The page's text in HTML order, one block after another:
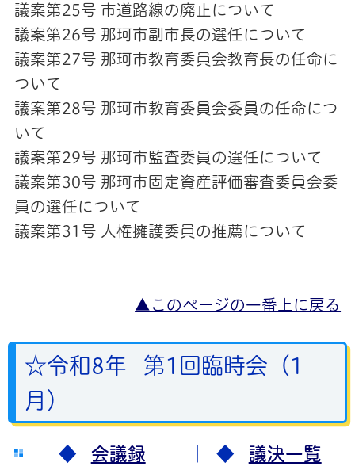
議案第25号 市道路線の廃止について
議案第26号 那珂市副市長の選任について
議案第27号 那珂市教育委員会教育長の任命に
ついて
議案第28号 那珂市教育委員会委員の任命につ
いて
議案第29号 那珂市監査委員の選任について
議案第30号 那珂市固定資産評価審査委員会委
員の選任について
議案第31号 人権擁護委員の推薦について
▲このページの一番上に戻る
☆令和8年 第1回臨時会（1
月）
◆ 会議録 ◆ 議決一覧